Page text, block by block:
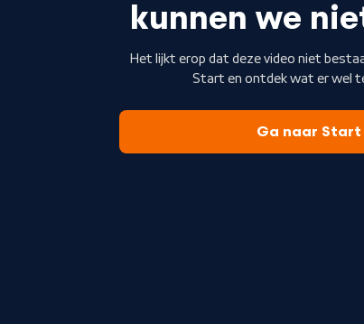
kunnen we
Het lijkt erop dat deze video niet
Start en ontdek wat er wel
Ga naar Start